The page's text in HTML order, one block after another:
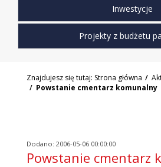
Inwestycje
Projekty z budżetu
Znajdujesz się tutaj: Strona główna
Powstanie cmentarz komunalny
Dodano: 2006-05-06 00:00:00
Powstanie cmentarz